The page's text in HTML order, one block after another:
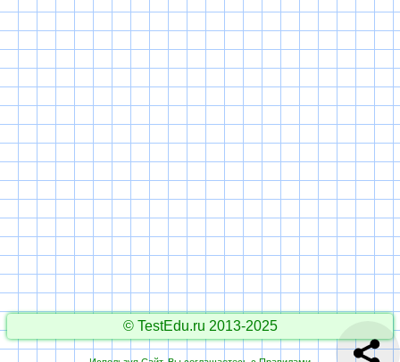
© TestEdu.ru 2013-2025